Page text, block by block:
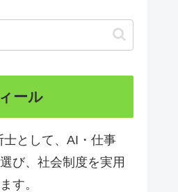
ール
として、AI・仕事
び、社会制度を実用
す。